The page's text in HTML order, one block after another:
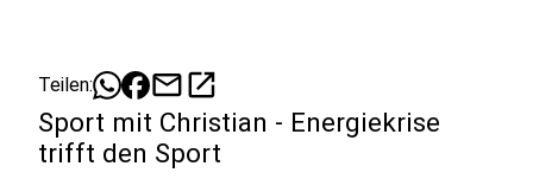
Teilen: mailopen_in_new
Sport mit Christian - Energiekrise
trifft den Sport